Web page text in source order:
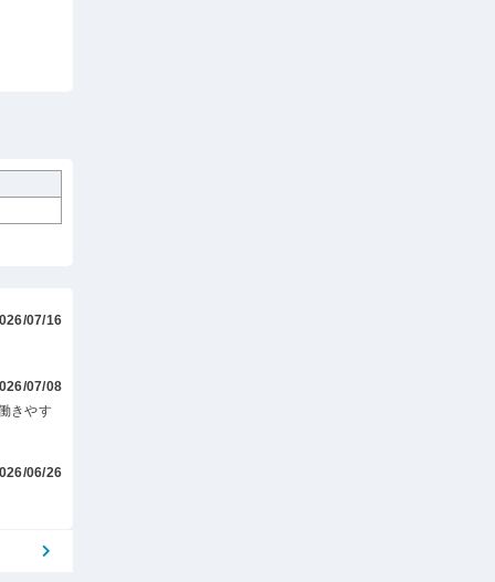
07/16
07/08
きやす
06/26